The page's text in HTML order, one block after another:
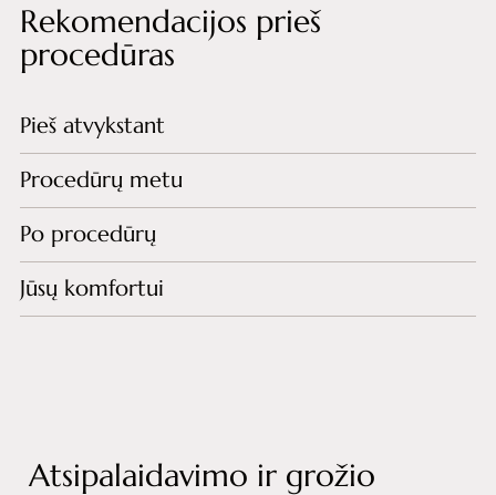
Pieš atvykstant
Procedūrų metu
Po procedūrų
Jūsų komfortui
Rekomendacijos prieš
procedūras
Atsipalaidavimo ir grožio